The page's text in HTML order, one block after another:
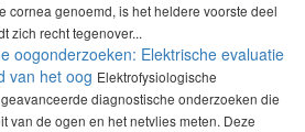
cornea genoemd, is het heldere voorste deel
zich recht tegenover...
oogonderzoeken: Elektrische evaluatie
van het oog Elektrofysiologische
diagnostische onderzoeken die
van de ogen en het netvlies meten. Deze